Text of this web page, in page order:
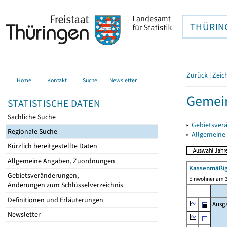
Home Kontakt Suche Newsletter
STATISTISCHE DATEN
Sachliche Suche
Regionale Suche
Kürzlich bereitgestellte Daten
Allgemeine Angaben, Zuordnungen
Gebietsveränderungen,
Änderungen zum Schlüsselverzeichnis
Definitionen und Erläuterungen
Newsletter
Zurück |
▸
▸
Einwohner am